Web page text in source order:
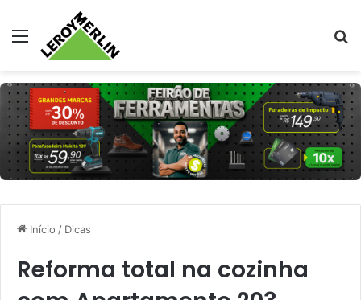
Menu
Início / Dicas
Reforma total na cozinha